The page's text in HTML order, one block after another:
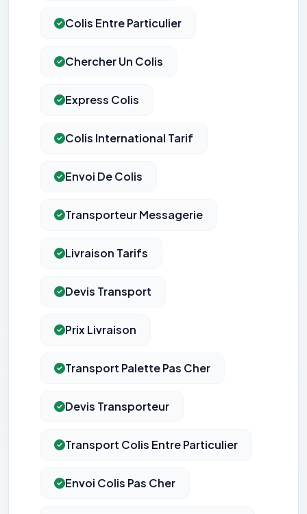
Colis Entre Particulier
Chercher Un Colis
Express Colis
Colis International Tarif
Envoi De Colis
Transporteur Messagerie
Livraison Tarifs
Devis Transport
Prix Livraison
Transport Palette Pas Cher
Devis Transporteur
Transport Colis Entre Particulier
Envoi Colis Pas Cher